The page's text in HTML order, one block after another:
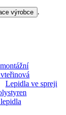
výrobce .
Lepidla ve spreji